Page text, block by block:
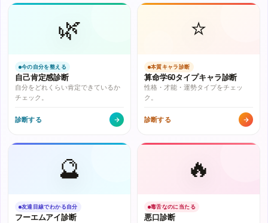
🌿
今の自分を整える
自己肯定感診断
自分をどれくらい肯定できているか
チェック。
診断する
⭐
本質キャラ診断
算命学60タイプキャラ診断
性格・才能・運勢タイプをチェッ
ク。
診断する
🔮
友達目線でわかる自分
フーエムアイ診断
🔥
毒舌なのに当たる
悪口診断